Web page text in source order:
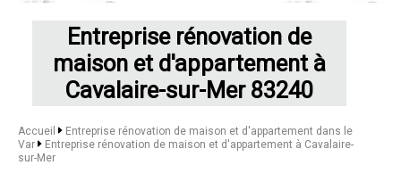
Entreprise rénovation de
maison et d'appartement à
Cavalaire-sur-Mer 83240
Accueil
Entreprise rénovation de maison et d'appartement dans le
Var
Entreprise rénovation de maison et d'appartement à Cavalaire-
sur-Mer